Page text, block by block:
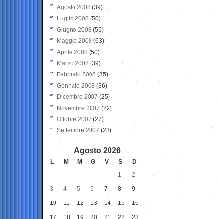
Agosto 2008 (39)
Luglio 2008 (50)
Giugno 2008 (55)
Maggio 2008(63)
Aprile 2008 (50)
Marzo 2008 (39)
Febbraio 2008 (35)
Gennaio 2008 (36)
Dicembre 2007 (25)
Novembre 2007 (22)
Ottobre 2007 (27)
Settembre 2007 (23)
Agosto 2026
L M M G V S
D
1
2
3 4 5 6 7 8 9
10 11 12 13 14 15 16
17 18 19 20 21 22 23